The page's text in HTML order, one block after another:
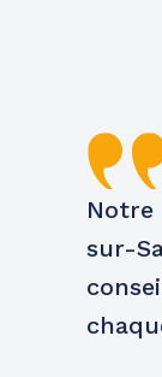
Notre
sur-